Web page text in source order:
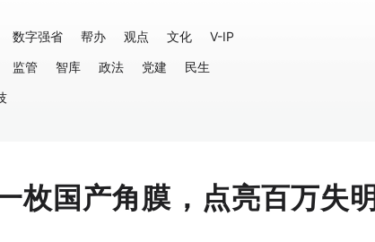
数字强省 帮办 观点 文化
V-IP
监管 智库 政法 党建
民生
枚国产角膜，点亮百万失明